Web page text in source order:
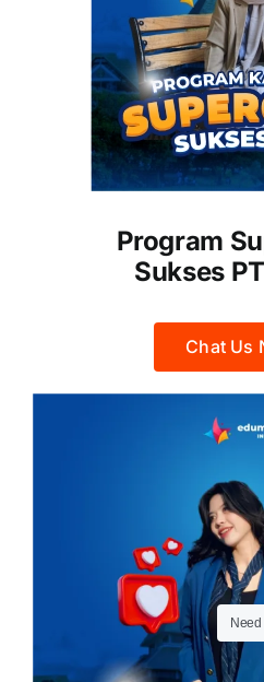
Program
Sukses
Chat Us